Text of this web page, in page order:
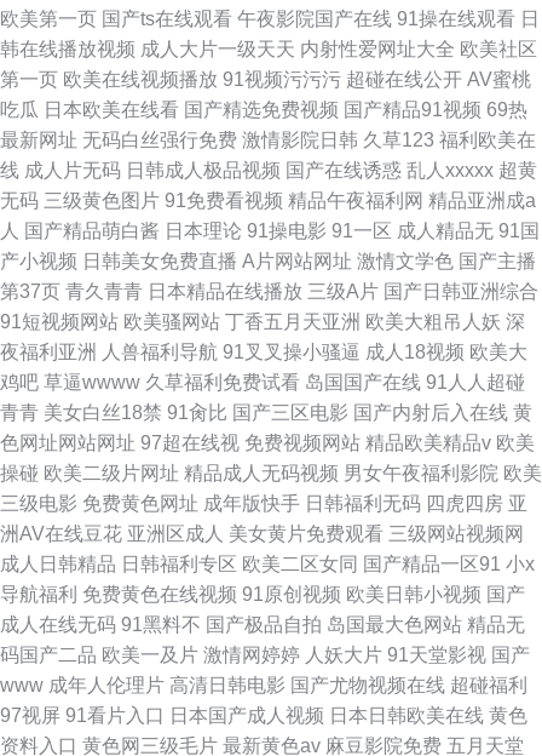
欧美第一页 国产ts在线观看 午夜影院国产在线 91操在线观看 日
韩在线播放视频 成人大片一级天天 内射性爱网址大全 欧美社区
第一页 欧美在线视频播放 91视频污污污 超碰在线公开 AV蜜桃
吃瓜 日本欧美在线看 国产精选免费视频 国产精品91视频 69热
最新网址 无码白丝强行免费 激情影院日韩 久草123 福利欧美在
线 成人片无码 日韩成人极品视频 国产在线诱惑 乱人xxxxx 超黄
无码 三级黄色图片 91免费看视频 精品午夜福利网 精品亚洲成a
人 国产精品萌白酱 日本理论 91操电影 91一区 成人精品无 91国
产小视频 日韩美女免费直播 A片网站网址 激情文学色 国产主播
第37页 青久青青 日本精品在线播放 三级A片 国产日韩亚洲综合
91短视频网站 欧美骚网站 丁香五月天亚洲 欧美大粗吊人妖 深
夜福利亚洲
人兽福利导航 91叉叉操小骚逼 成人18视频 欧美大
鸡吧 草逼wwww 久草福利免费试看 岛国国产在线 91人人超碰
青青 美女白丝18禁 91肏比 国产三区电影 国产内射后入在线 黄
色网址网站网址 97超在线视 免费视频网站 精品欧美精品v 欧美
操碰 欧美二级片网址 精品成人无码视频 男女午夜福利影院 欧美
三级电影 免费黄色网址 成年版快手 日韩福利无码 四虎四房 亚
洲AV在线豆花 亚洲区成人 美女黄片免费观看 三级网站视频网
成人日韩精品 日韩福利专区 欧美二区女同 国产精品一区91 小x
导航福利 免费黄色在线视频 91原创视频 欧美日韩小视频 国产
成人在线无码 91黑料不 国产极品自拍 岛国最大色网站 精品无
码国产二品 欧美一及片 激情网婷婷 人妖大片 91天堂影视 国产
www 成年人伦理片 高清日韩电影 国产尤物视频在线 超碰福利
97视屏 91看片入口 日本国产成人视频 日本日韩欧美在线 黄色
资料入口 黄色网三级毛片 最新黄色av 麻豆影院免费 五月天堂